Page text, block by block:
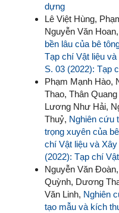
dựng
Lê Việt Hùng,
Nguyễn Văn Hoan,
bền lâu của bê
Tạp chí Vật liệu
S. 03 (2022): Tạp
Phạm Mạnh Hào,
Thao, Thân
Lương Như Hải,
Thuỷ, Nghiên cứu
trọng xuyên của
chí Vật liệu và
(2022): Tạp chí
Nguyễn Văn
Quỳnh, Dương
Văn Linh, Nghiên
tạo mẫu và kích